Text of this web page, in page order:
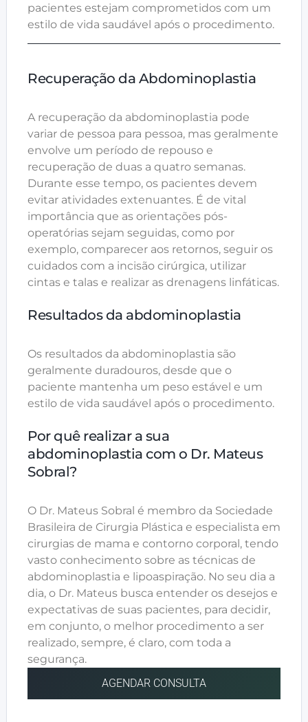
pacientes estejam comprometidos com um
estilo de vida saudável após o procedimento.
Recuperação da Abdominoplastia
A recuperação da abdominoplastia pode
variar de pessoa para pessoa, mas geralmente
envolve um período de repouso e
recuperação de duas a quatro semanas.
Durante esse tempo, os pacientes devem
evitar atividades extenuantes. É de vital
importância que as orientações pós-
operatórias sejam seguidas, como por
exemplo, comparecer aos retornos, seguir os
cuidados com a incisão cirúrgica, utilizar
cintas e talas e realizar as drenagens linfáticas.
Resultados da abdominoplastia
Os resultados da abdominoplastia são
geralmente duradouros, desde que o
paciente mantenha um peso estável e um
estilo de vida saudável após o procedimento.
Por quê realizar a sua
abdominoplastia com o Dr. Mateus
Sobral?
O Dr. Mateus Sobral é membro da Sociedade
Brasileira de Cirurgia Plástica e especialista em
cirurgias de mama e contorno corporal, tendo
vasto conhecimento sobre as técnicas de
abdominoplastia e lipoaspiração. No seu dia a
dia, o Dr. Mateus busca entender os desejos e
expectativas de suas pacientes, para decidir,
em conjunto, o melhor procedimento a ser
realizado, sempre, é claro, com toda a
segurança.
AGENDAR CONSULTA